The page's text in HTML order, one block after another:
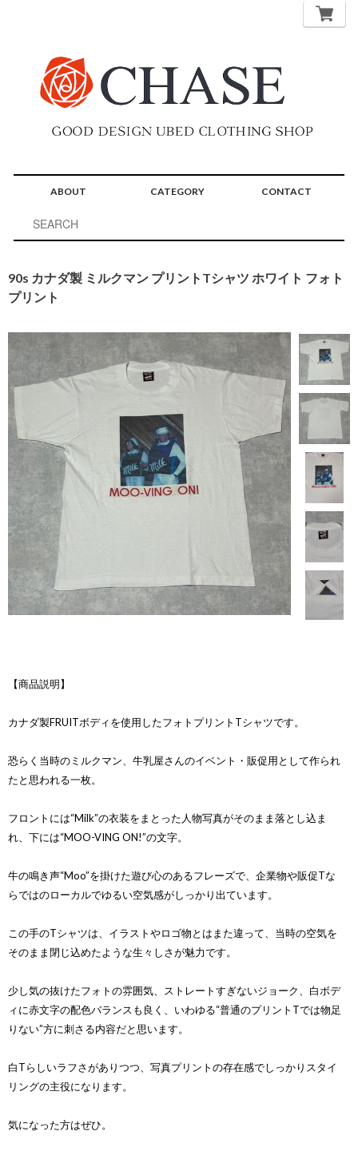
ABOUT CATEGORY CONTACT
90s カナダ製 ミルクマン プリントTシャツ ホワイト フォト
プリント
【商品説明】
カナダ製FRUITボディを使用したフォトプリントTシャツです。
恐らく当時のミルクマン、牛乳屋さんのイベント・販促用として作られ
たと思われる一枚。
フロントには“Milk”の衣装をまとった人物写真がそのまま落とし込ま
れ、下には“MOO-VING ON!”の文字。
牛の鳴き声“Moo”を掛けた遊び心のあるフレーズで、企業物や販促Tな
らではのローカルでゆるい空気感がしっかり出ています。
この手のTシャツは、イラストやロゴ物とはまた違って、当時の空気を
そのまま閉じ込めたような生々しさが魅力です。
少し気の抜けたフォトの雰囲気、ストレートすぎないジョーク、白ボデ
ィに赤文字の配色バランスも良く、いわゆる“普通のプリントTでは物足
りない”方に刺さる内容だと思います。
白Tらしいラフさがありつつ、写真プリントの存在感でしっかりスタイ
リングの主役になります。
気になった方はぜひ。